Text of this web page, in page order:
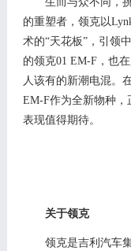
的重塑者，领克以
术的“天花板”，引领
的领克01 EM-F，也在
人该有的新潮电混。
EM-F作为全新物种，
表现值得期待。
关于领克
领克是吉利汽车